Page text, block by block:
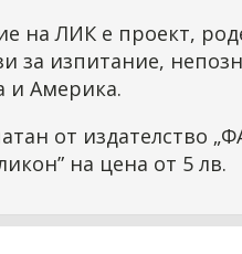
на ЛИК е проект,
за изпитание,
и Америка.
от издателство
на цена от 5 лв.